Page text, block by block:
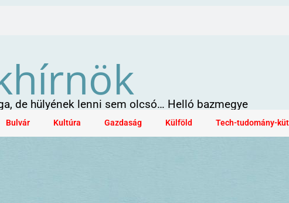
de hülyének lenni sem olcsó… Helló bazmegye
Bulvár Kultúra Gazdaság Külföld Tech-tudomány-